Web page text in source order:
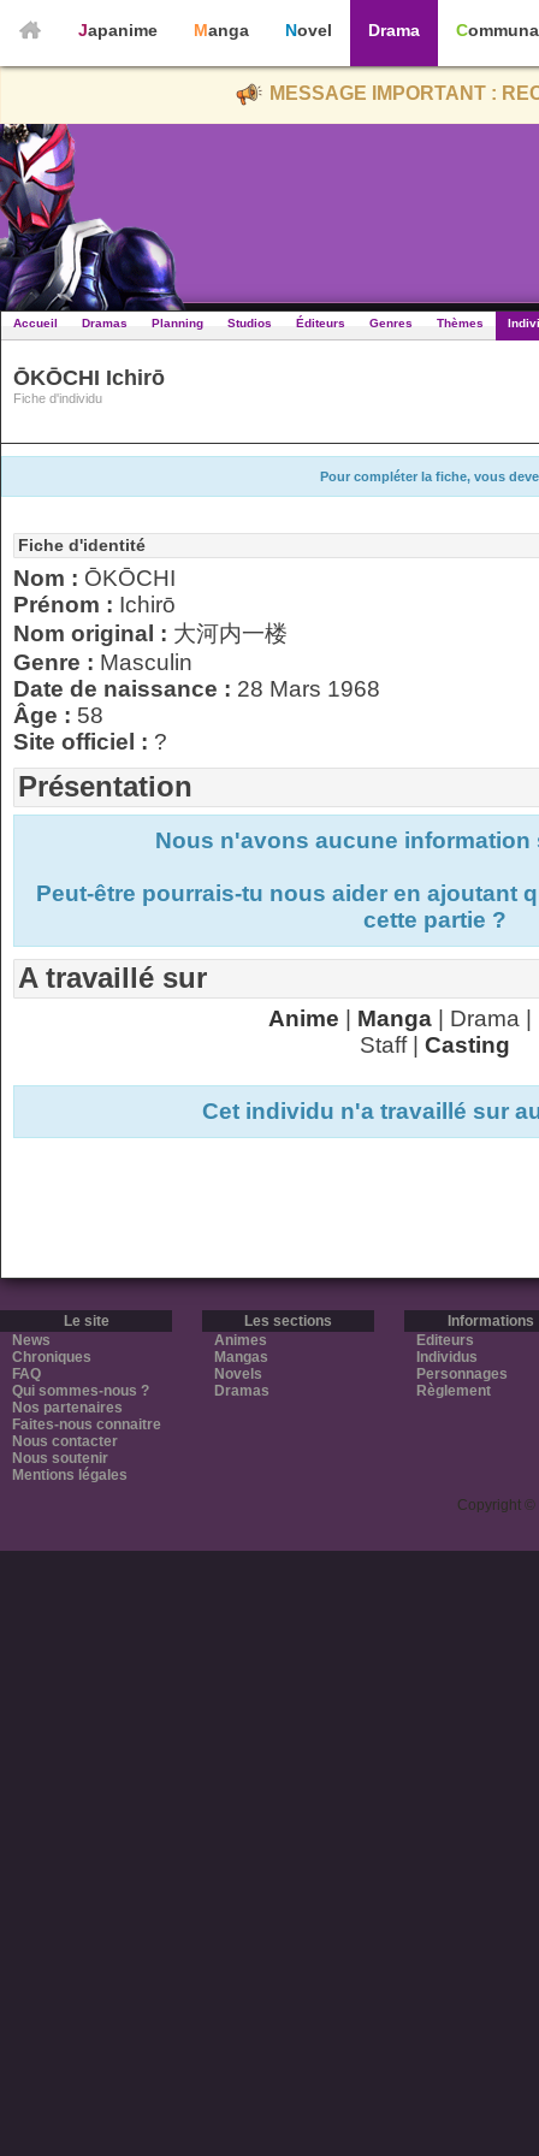
Japanime Manga Novel Drama
MESSAGE IMPORTANT :
Accueil Dramas Planning Studios Éditeurs Genres Thèmes
ŌKŌCHI Ichirō
Fiche d'individu
Pour compléter la fiche, vous
Fiche d'identité
Nom : ŌKŌCHI
Prénom : Ichirō
Nom original : 大河内一楼
Genre : Masculin
Date de naissance : 28 Mars 1968
Âge : 58
Site officiel : ?
Présentation
Nous n'avons aucune
Peut-être pourrais-tu nous aider en ajoutant
cette partie ?
A travaillé sur
Anime Manga| Drama |
Staff | Casting
Cet individu n'a travaillé sur
Le site
News
Chroniques
FAQ
Qui sommes-nous ?
Nos partenaires
Faites-nous connaitre
Nous contacter
Nous soutenir
Mentions légales
Les sections
Animes
Mangas
Novels
Dramas
Informations
Editeurs
Individus
Personnages
Règlement
Copyright ©